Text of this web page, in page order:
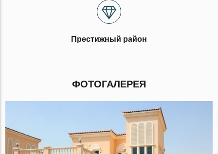
Престижный район
ФОТОГАЛЕРЕЯ